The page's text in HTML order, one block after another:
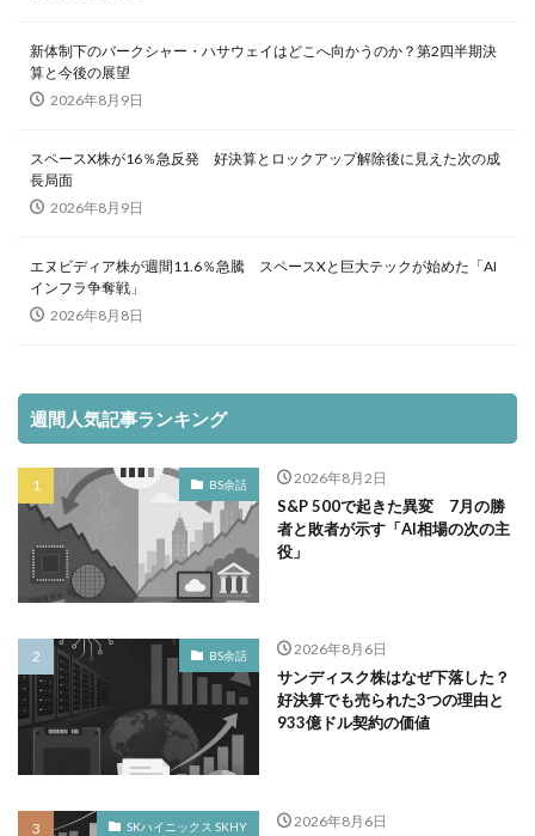
新体制下のバークシャー・ハサウェイはどこへ向かうのか？第2四半期決
算と今後の展望
2026年8月9日
スペースX株が16％急反発 好決算とロックアップ解除後に見えた次の成
長局面
2026年8月9日
エヌビディア株が週間11.6％急騰 スペースXと巨大テックが始めた「AI
インフラ争奪戦」
2026年8月8日
週間人気記事ランキング
BS余話 2026年8月2日
S&P 500で起きた異変 7月の勝
者と敗者が示す「AI相場の次の主
役」
BS余話 2026年8月6日
サンディスク株はなぜ下落した？
好決算でも売られた3つの理由と
933億ドル契約の価値
SKハイニックス SKHY 2026年8月6日